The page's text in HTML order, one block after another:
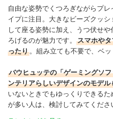
自由な姿勢でくつろぎながらプ
イプに注目。大きなビーズクッ
して座る姿勢に加え、うつ伏せ
ろげるのが魅力です。
スマホや
ったり 。組み立ても不要で、ベ
バウヒュッテの「ゲーミングソ
ンテリアらしいデザインのモデル
いないときでもゆっくりできる
が多い人は、検討してみてくださ